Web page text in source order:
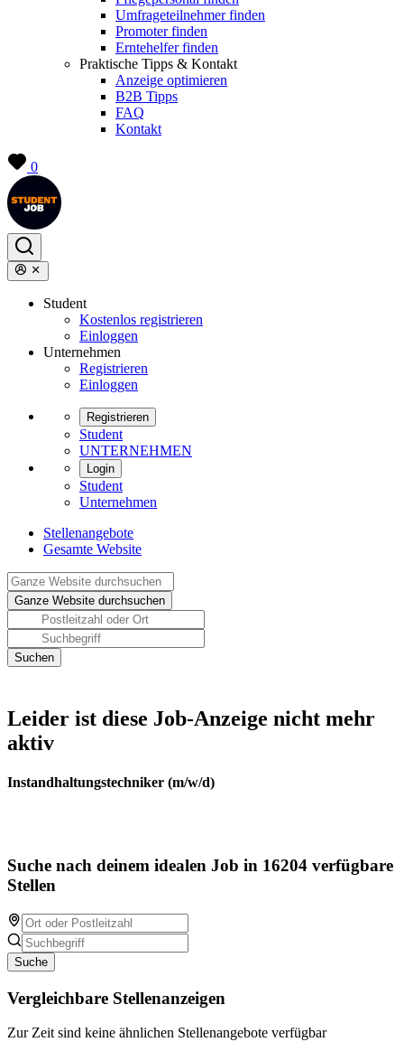
Umfrageteilnehmer finden
Promoter finden
Erntehelfer finden
Praktische Tipps & Kontakt
Anzeige optimieren
B2B Tipps
FAQ
Kontakt
0
Student
Kostenlos registrieren
Einloggen
Unternehmen
Registrieren
Einloggen
Registrieren
Student
UNTERNEHMEN
Login
Student
Unternehmen
Stellenangebote
Gesamte Website
Leider ist diese Job-Anzeige nicht mehr
aktiv
Instandhaltungstechniker (m/w/d)
Suche nach deinem idealen Job in 16204 verfügbare
Stellen
Suche
Vergleichbare Stellenanzeigen
Zur Zeit sind keine ähnlichen Stellenangebote verfügbar